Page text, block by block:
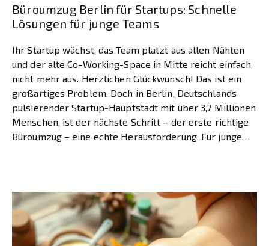
Büroumzug Berlin für Startups: Schnelle
Lösungen für junge Teams
Ihr Startup wächst, das Team platzt aus allen Nähten
und der alte Co-Working-Space in Mitte reicht einfach
nicht mehr aus. Herzlichen Glückwunsch! Das ist ein
großartiges Problem. Doch in Berlin, Deutschlands
pulsierender Startup-Hauptstadt mit über 3,7 Millionen
Menschen, ist der nächste Schritt – der erste richtige
Büroumzug – eine echte Herausforderung. Für junge